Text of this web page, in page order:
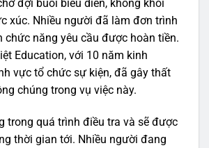
đợi buổi biểu diễn, không khỏi
xúc. Nhiều người đã làm đơn trình
chức năng yêu cầu được hoàn tiền.
Education, với 10 năm kinh
vực tổ chức sự kiện, đã gây thất
chúng trong vụ việc này.
trong quá trình điều tra và sẽ được
thời gian tới. Nhiều người đang